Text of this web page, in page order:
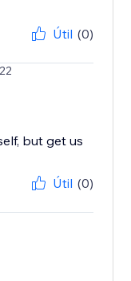
Útil (0)
but get us
Útil (0)